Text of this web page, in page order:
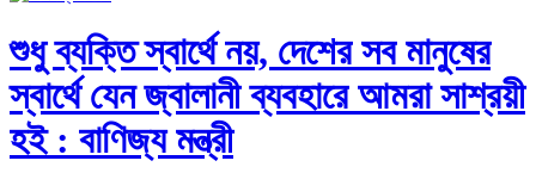
শুধু ব্যক্তি স্বার্থে নয়, দেশের সব মানুষের
স্বার্থে যেন জ্বালানী ব্যবহারে আমরা সাশ্রয়ী
হই : বাণিজ্য মন্ত্রী